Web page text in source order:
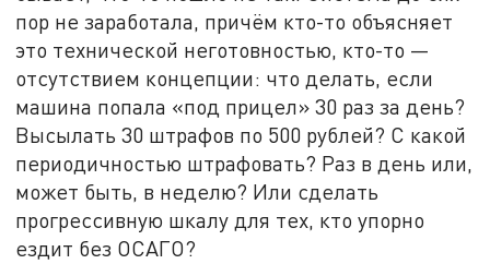
пор не заработала, причём кто-то объясняет
это технической неготовностью, кто-то —
отсутствием концепции: что делать, если
машина попала «под прицел» 30 раз за день?
Высылать 30 штрафов по 500 рублей? С какой
периодичностью штрафовать? Раз в день или,
может быть, в неделю? Или сделать
прогрессивную шкалу для тех, кто упорно
ездит без ОСАГО?